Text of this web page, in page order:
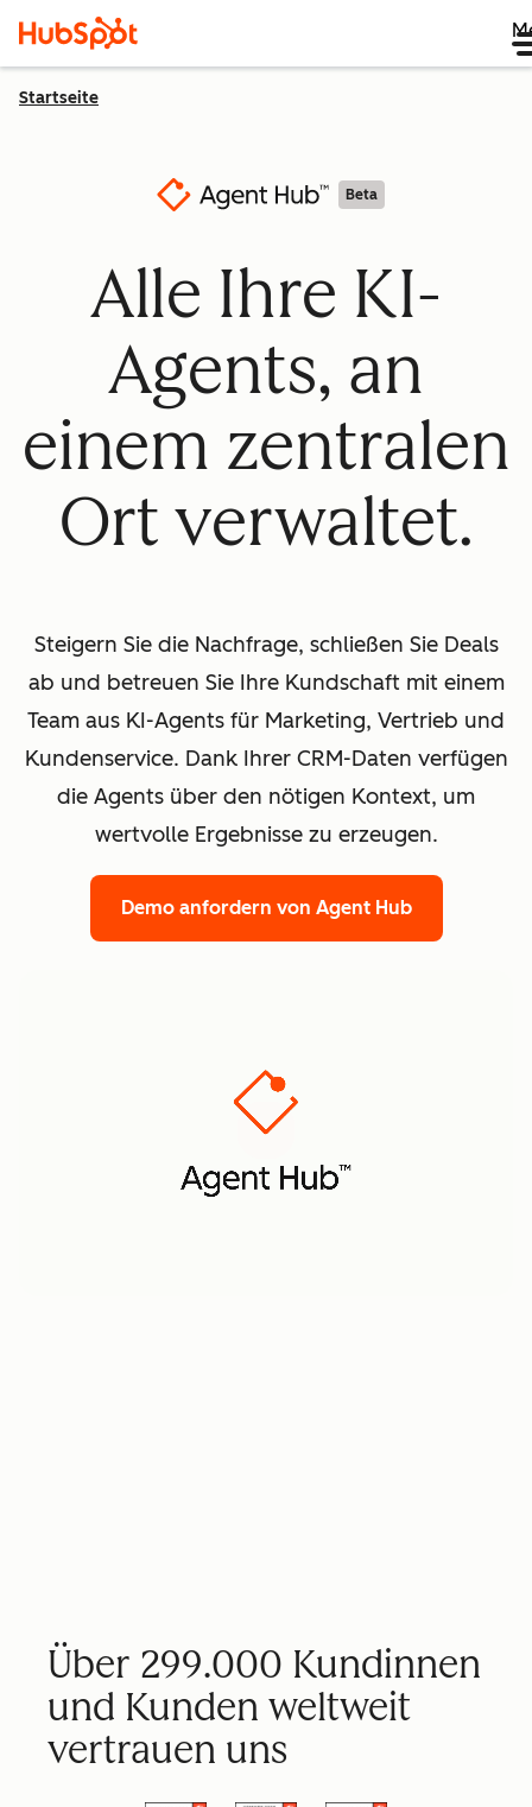
Startseite
Beta
Alle Ihre KI-
Agents, an
einem zentralen
Ort verwaltet.
Steigern Sie die Nachfrage, schließen Sie Deals
ab und betreuen Sie Ihre Kundschaft mit einem
Team aus KI-Agents für Marketing, Vertrieb und
Kundenservice. Dank Ihrer CRM-Daten verfügen
die Agents über den nötigen Kontext, um
wertvolle Ergebnisse zu erzeugen.
Demo anfordern von Agent Hub
Über 299.000 Kundinnen
und Kunden weltweit
vertrauen uns